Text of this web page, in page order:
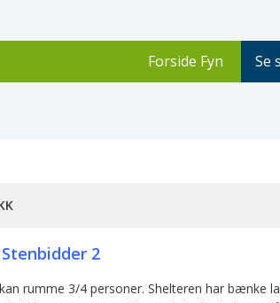
Forside Fyn Se
2
rumme 3/4 personer. Shelteren har bænke